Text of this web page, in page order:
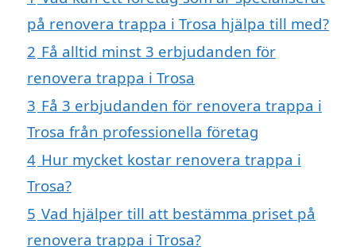
på renovera trappa i Trosa hjälpa till med?
2 Få alltid minst 3 erbjudanden för
renovera trappa i Trosa
3 Få 3 erbjudanden för renovera trappa i
Trosa från professionella företag
4 Hur mycket kostar renovera trappa i
Trosa?
5 Vad hjälper till att bestämma priset på
renovera trappa i Trosa?